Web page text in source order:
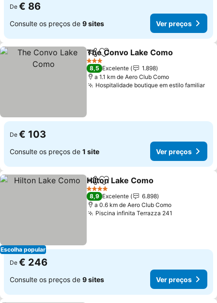
De € 86
Consulte os preços de 9 sites Ver preços
PartilharAdicionar aos favoritos
The Convo Lake Como
3 Estrelas
8,5 Excelente
1.898
a 1.1 km de Aero Club Como
Hospitalidade boutique em estilo familiar
De € 103
Consulte os preços de 1 site Ver preços
Escolha popular
PartilharAdicionar aos favoritos
Hilton Lake Como
4 Estrelas
8,9 Excelente
6.898
a 0.6 km de Aero Club Como
Piscina infinita Terrazza 241
De € 246
Consulte os preços de 9 sites Ver preços